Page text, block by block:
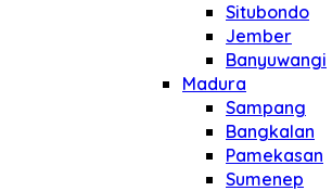
Situbondo
Jember
Banyuwangi
Madura
Sampang
Bangkalan
Pamekasan
Sumenep